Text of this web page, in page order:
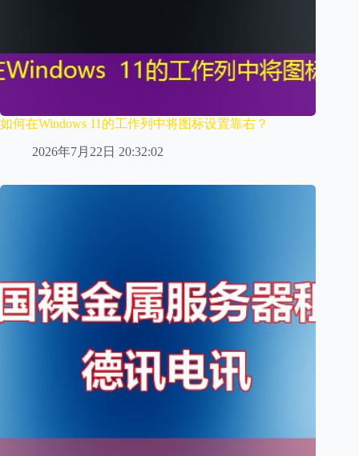
如何在Windows 11的工作列中将图标设置靠右？
2026年7月22日 20:32:02